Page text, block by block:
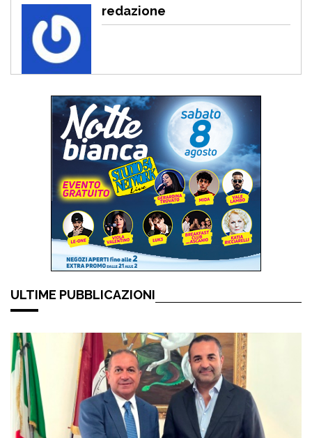
redazione
ULTIME PUBBLICAZIONI